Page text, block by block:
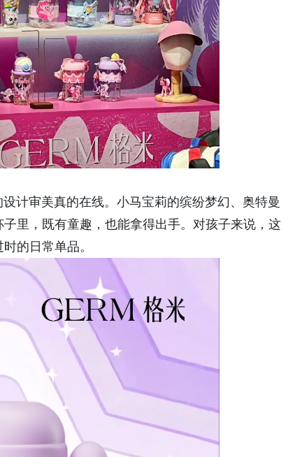
计审美真的在线。小马宝莉的缤纷梦幻、奥特曼
里，既有童趣，也能拿得出手。对孩子来说，这
的日常单品。